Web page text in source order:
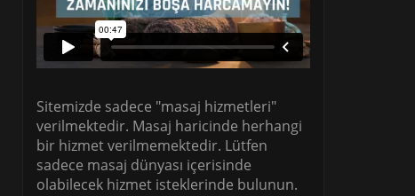
Sitemizde sadece "masaj hizmetleri"
verilmektedir. Masaj haricinde herhangi
bir hizmet verilmemektedir. Lütfen
sadece masaj dünyası içerisinde
olabilecek hizmet isteklerinde bulunun.